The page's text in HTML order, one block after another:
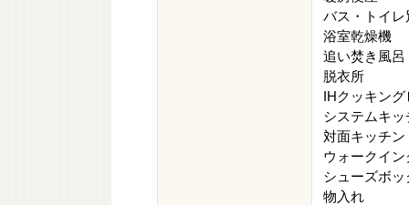
バス・トイレ
浴室乾燥機
追い焚き風呂
脱衣所
IHクッキン
システムキッ
対面キッチン
ウォークイ
シューズボッ
物入れ